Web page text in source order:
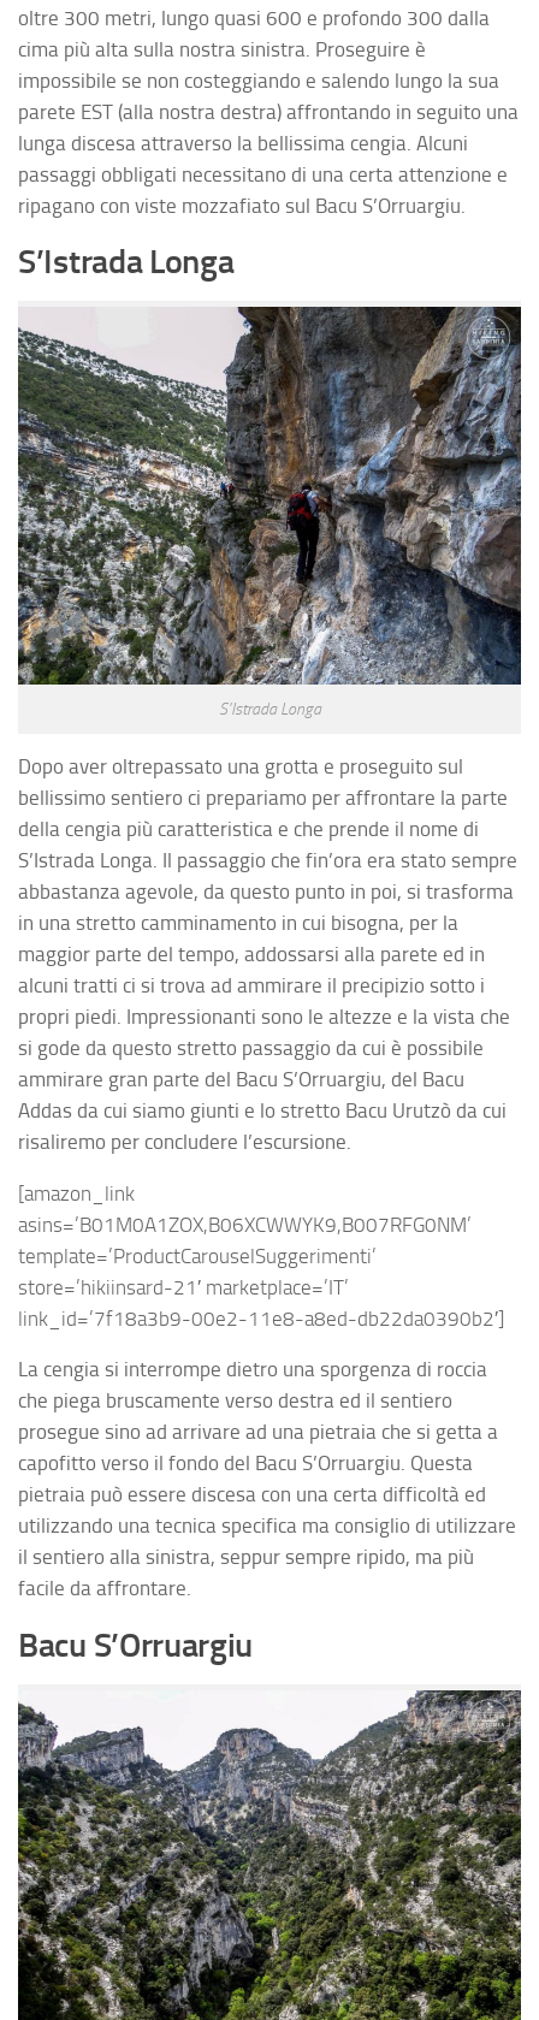
oltre 300 metri, lungo quasi 600 e profondo 300 dalla
cima più alta sulla nostra sinistra. Proseguire è
impossibile se non costeggiando e salendo lungo la sua
parete EST (alla nostra destra) affrontando in seguito una
lunga discesa attraverso la bellissima cengia. Alcuni
passaggi obbligati necessitano di una certa attenzione e
ripagano con viste mozzafiato sul Bacu S’Orruargiu.
S’Istrada Longa
S’Istrada Longa
Dopo aver oltrepassato una grotta e proseguito sul
bellissimo sentiero ci prepariamo per affrontare la parte
della cengia più caratteristica e che prende il nome di
S’Istrada Longa. Il passaggio che fin’ora era stato sempre
abbastanza agevole, da questo punto in poi, si trasforma
in una stretto camminamento in cui bisogna, per la
maggior parte del tempo, addossarsi alla parete ed in
alcuni tratti ci si trova ad ammirare il precipizio sotto i
propri piedi. Impressionanti sono le altezze e la vista che
si gode da questo stretto passaggio da cui è possibile
ammirare gran parte del Bacu S’Orruargiu, del Bacu
Addas da cui siamo giunti e lo stretto Bacu Urutzò da cui
risaliremo per concludere l’escursione.
[amazon_link
asins=’B01M0A1ZOX,B06XCWWYK9,B007RFG0NM’
template=’ProductCarouselSuggerimenti’
store=’hikiinsard-21′ marketplace=’IT’
link_id=’7f18a3b9-00e2-11e8-a8ed-db22da0390b2′]
La cengia si interrompe dietro una sporgenza di roccia
che piega bruscamente verso destra ed il sentiero
prosegue sino ad arrivare ad una pietraia che si getta a
capofitto verso il fondo del Bacu S’Orruargiu. Questa
pietraia può essere discesa con una certa difficoltà ed
utilizzando una tecnica specifica ma consiglio di utilizzare
il sentiero alla sinistra, seppur sempre ripido, ma più
facile da affrontare.
Bacu S’Orruargiu